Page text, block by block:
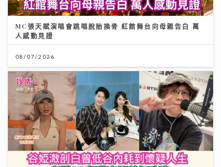
MC張天賦演唱會跳唱脫胎換骨 紅館舞台向母親告白 萬
人感動見證
08/07/2026